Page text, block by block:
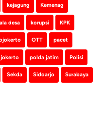
kejagung Kemenag
desa korupsi KPK
OTT pacet
polda jatim Polisi
Sekda Sidoarjo Surabaya